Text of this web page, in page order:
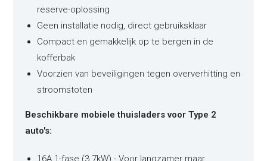
reserve-oplossing
Geen installatie nodig, direct gebruiksklaar
Compact en gemakkelijk op te bergen in de
kofferbak
Voorzien van beveiligingen tegen oververhitting en
stroomstoten
Beschikbare mobiele thuisladers voor Type 2
auto's:
16A 1-fase (3.7kW) - Voor langzamer maar